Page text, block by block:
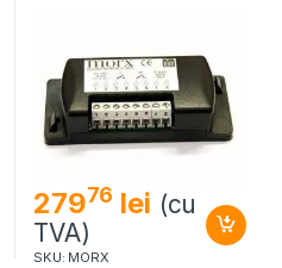
27976 lei (cu
TVA)
SKU: MORX